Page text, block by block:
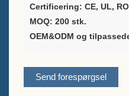
Brugerdefineret
Stativ til bord
Stangtilbehør
Certificering: CE, UL,
MOQ: 200 stk.
OEM&ODM og
Send forespørgsel